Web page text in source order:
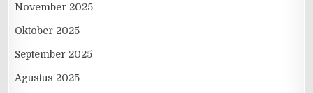
November 2025
Oktober 2025
September 2025
Agustus 2025